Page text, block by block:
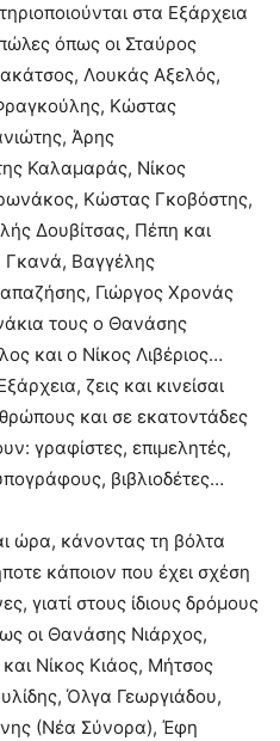
στα Εξάρχεια
όπως οι Σταύρος
Λουκάς Αξελός,
Κώστας
Άρης
Καλαμαράς, Νίκος
Κώστας Γκοβόστης,
Δουβίτσας, Πέπη και
Βαγγέλης
Γιώργος Χρονάς
τους ο Θανάσης
και ο Νίκος Λιβέριος…
ζεις και κινείσαι
και σε εκατοντάδες
γραφίστες, επιμελητές,
βιβλιοδέτες…
ώρα, κάνοντας τη βόλτα
κάποιον που έχει σχέση
γιατί στους ίδιους δρόμους
οι Θανάσης Νιάρχος,
Νίκος Κιάος, Μήτσος
Όλγα Γεωργιάδου,
(Νέα Σύνορα), Έφη